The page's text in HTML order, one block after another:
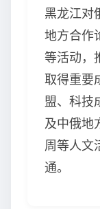
黑龙江对
地方合作
等活动，
取得重要
盟、科技
及中俄地
周等人文
通。